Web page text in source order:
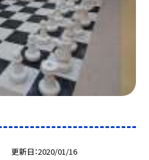
更新日 2020/01/16